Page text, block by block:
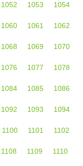
1052 1053 1054
1060 1061 1062
1068 1069 1070
1076 1077 1078
1084 1085 1086
1092 1093 1094
1100 1101 1102
1108 1109 1110